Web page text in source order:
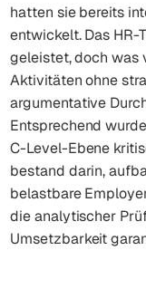
hatten sie bereits
entwickelt. Das
geleistet, doch was
Aktivitäten ohne
argumentative
Entsprechend
C-Level-Ebene
bestand darin,
belastbare
die analytischer
Umsetzbarkeit